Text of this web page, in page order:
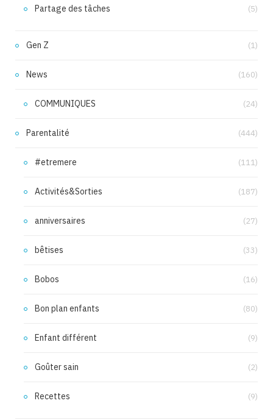
Partage des tâches (5)
Gen Z (1)
News (160)
COMMUNIQUES (24)
Parentalité (444)
#etremere (111)
Activités&Sorties (187)
anniversaires (27)
bêtises (33)
Bobos (16)
Bon plan enfants (80)
Enfant différent (9)
Goûter sain (2)
Recettes (9)